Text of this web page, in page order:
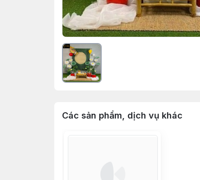
Các sản phẩm, dịch vụ khác